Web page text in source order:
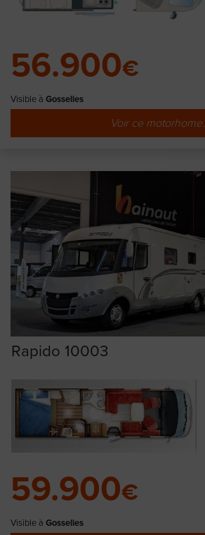
56.900€
Visible à Gosselies
Voir ce motorhome.
Rapido 10003
59.900€
Visible à Gosselies